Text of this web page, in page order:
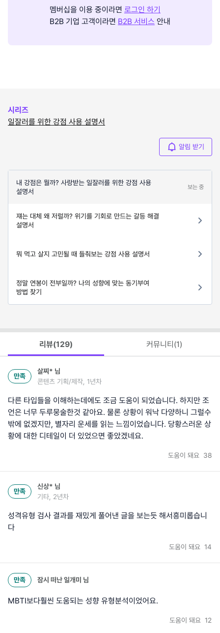
멤버십을 이용 중이라면 로그인 하기
B2B 기업 고객이라면 B2B 서비스 안내
시리즈
일잘러를 위한 강점 사용 설명서
알림 받기
내 강점은 뭘까? 사랑받는 일잘러를 위한 강점 사용
설명서
보는 중
쟤는 대체 왜 저럴까? 위기를 기회로 만드는 갈등 해결
설명서
뭐 먹고 살지 고민될 때 들춰보는 강점 사용 설명서
정말 연봉이 전부일까? 나의 성향에 맞는 동기부여
방법 찾기
리뷰(129) 커뮤니티(1)
만족
살찌* 님
콘텐츠 기획/제작, 1년차
다른 타입들을 이해하는데에도 조금 도움이 되었습니다. 하지만 조
언은 너무 두루뭉술한것 같아요. 물론 상황이 워낙 다양하니 그럴수
밖에 없겠지만, 별자리 운세를 읽는 느낌이었습니다. 당황스러운 상
황에 대한 디테일이 더 있었으면 좋았겠네요.
도움이 돼요 38
만족
신상* 님
기타, 2년차
성격유형 검사 결과를 재밌게 풀어낸 글을 보는듯 해서흥미롭습니
다
도움이 돼요 14
만족 잠시 떠난 일개미 님
MBTI보다훨씬 도움되는 성향 유형분석이었어요.
도움이 돼요 12